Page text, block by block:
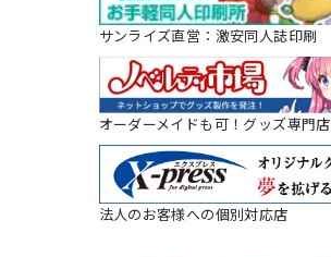
サンライズ直営：激安同人誌印刷
オーダーメイドも可！グッズ専門店
法人のお客様への個別対応店